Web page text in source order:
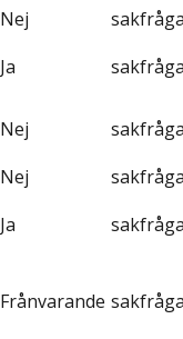
Nej
Ja
Nej
Nej
Ja
Frånvarande